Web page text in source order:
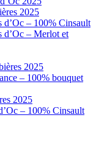
2025
– 100% Cinsault
d’Oc – Merlot et
2025
– 100% bouquet
2025
– 100% Cinsault